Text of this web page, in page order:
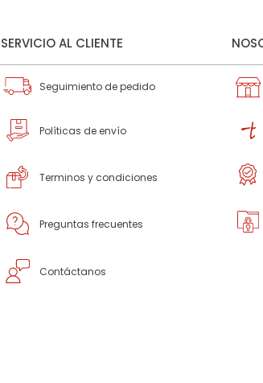
SERVICIO AL CLIENTE
Seguimiento de pedido
Políticas de envío
Terminos y condiciones
Preguntas frecuentes
Contáctanos